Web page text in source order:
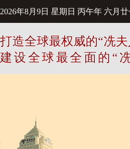
2026年8月9日 星期日 丙午年 六月廿
打造全球最权威的“冼
建设全球最全面的“